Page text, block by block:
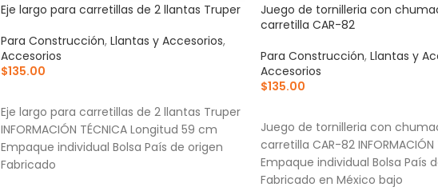
Eje largo para carretillas de 2 llantas Truper
Para Construcción, Llantas y Accesorios,
Accesorios
$135.00
Eje largo para carretillas de 2 llantas Truper
INFORMACIÓN TÉCNICA Longitud 59 cm
Empaque individual Bolsa País de origen
Fabricado
Juego de tornilleria con
carretilla CAR-82
Para Construcción, Llantas y
Accesorios
$135.00
Juego de tornilleria con
carretilla CAR-82 INFORMACIÓN
Empaque individual Bolsa País
Fabricado en México bajo